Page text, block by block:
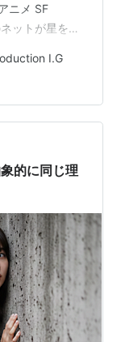
ニメ SF
ットが星を被
9課、通称
と草薙素子
"人形使い"を
とは、さまざ
する…
I.G
的に同じ理